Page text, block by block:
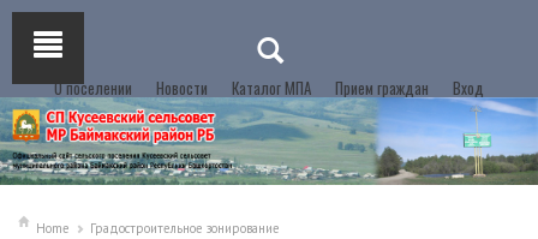
О поселении Новости Каталог МПА Прием граждан Вход
Home Градостроительное зонирование